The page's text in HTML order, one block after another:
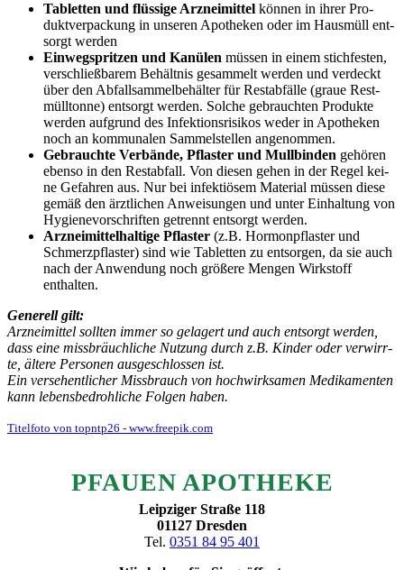
Tablet­ten und flüs­si­ge Arz­nei­mit­tel kön­nen in ihrer Pro­
dukt­ver­pa­ckung in unse­ren Apo­the­ken oder im Haus­müll ent­
sorgt werden
Ein­weg­sprit­zen und Kanü­len müs­sen in einem stich­fes­ten,
ver­schließ­ba­rem Behält­nis gesam­melt wer­den und ver­deckt
über den Abfall­sam­mel­be­häl­ter für Rest­ab­fäl­le (graue Rest­
müll­ton­ne) ent­sorgt wer­den. Sol­che gebrauch­ten Pro­duk­te
wer­den auf­grund des Infek­ti­ons­ri­si­kos weder in Apo­the­ken
noch an kom­mu­na­len Sam­mel­stel­len angenommen.
Gebrauch­te Ver­bän­de, Pflas­ter und Mull­bin­den gehö­ren
eben­so in den Rest­ab­fall. Von die­sen gehen in der Regel kei­
ne Gefah­ren aus. Nur bei infek­tiö­sem Mate­ri­al müs­sen die­se
gemäß den ärzt­li­chen Anwei­sun­gen und unter Ein­hal­tung von
Hygie­ne­vor­schrif­ten getrennt ent­sorgt werden.
Arz­nei­mit­tel­hal­ti­ge Pflas­ter (z.B. Hor­mon­pflas­ter und
Schmerz­pflas­ter) sind wie Tablet­ten zu ent­sor­gen, da sie auch
nach der Anwen­dung noch grö­ße­re Men­gen Wirk­stoff
enthalten.
Gene­rell gilt:
Arz­nei­mit­tel soll­ten immer so gela­gert und auch ent­sorgt wer­den,
dass eine miss­bräuch­li­che Nut­zung durch z.B. Kin­der oder ver­wirr­
te, älte­re Per­so­nen aus­ge­schlos­sen ist.
Ein ver­se­hent­li­cher Miss­brauch von hoch­wirk­sa­men Medi­ka­men­ten
kann lebens­be­droh­li­che Fol­gen haben.
Titel­fo­to von topntp26 - www.freepik.com
PFAU­EN APOTHEKE
Leip­zi­ger Stra­ße 118
01127 Dres­den
Tel. 0351 84 95 401